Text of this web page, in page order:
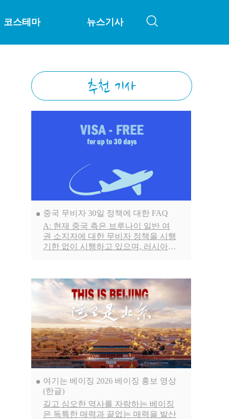
코스테마 뉴스기사
중국 무비자 30일 정책에 대한 FAQ
A: 현재 중국 측은 브루나이 일반 여
권 소지자에 대한 무비자 정책을 시행
기한 없이 시행하고 있으며, 러시아
함한 나머지 48개국 일반 여권 소지자
에 대한 무비자 정책은 2026년 12월
31일까지 시행됩니다.
여기는 베이징 2026 베이징 홍보 영상
(한글)
길고 심오한 역사를 자랑하는 베이징
은 독특한 매력과 끝없는 매력을 발산